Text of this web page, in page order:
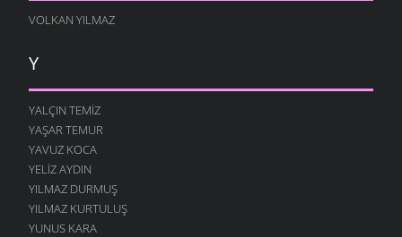
VOLKAN YILMAZ
Y
YALÇIN TEMIZ
YAŞAR TEMUR
YAVUZ KOCA
YELIZ AYDIN
YILMAZ DURMUŞ
YILMAZ KURTULUŞ
YUNUS KARA